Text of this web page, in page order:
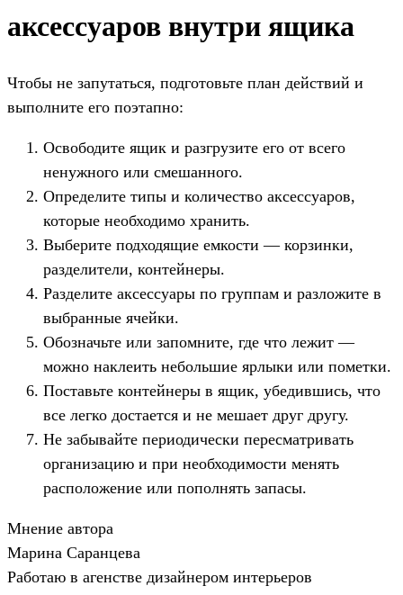
аксессуаров внутри ящика
Чтобы не запутаться, подготовьте план действий и
выполните его поэтапно:
Освободите ящик и разгрузите его от всего
ненужного или смешанного.
Определите типы и количество аксессуаров,
которые необходимо хранить.
Выберите подходящие емкости — корзинки,
разделители, контейнеры.
Разделите аксессуары по группам и разложите в
выбранные ячейки.
Обозначьте или запомните, где что лежит —
можно наклеить небольшие ярлыки или пометки.
Поставьте контейнеры в ящик, убедившись, что
все легко достается и не мешает друг другу.
Не забывайте периодически пересматривать
организацию и при необходимости менять
расположение или пополнять запасы.
Мнение автора
Марина Саранцева
Работаю в агенстве дизайнером интерьеров